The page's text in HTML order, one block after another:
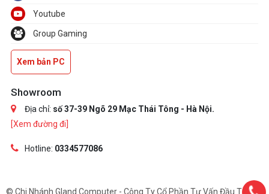
Youtube
Group Gaming
Xem bản PC
Showroom
Địa chỉ: số 37-39 Ngõ 29 Mạc Thái Tông - Hà Nội.
[Xem đường đi]
Hotline: 0334577086
© Chi Nhánh Gland Computer - Công Ty Cổ Phần Tư Vấn Đầu Tư Và